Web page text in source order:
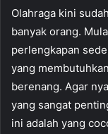
Olahraga kini
banyak orang.
perlengkapan
yang
berenang. Agar
yang sangat
ini adalah yang